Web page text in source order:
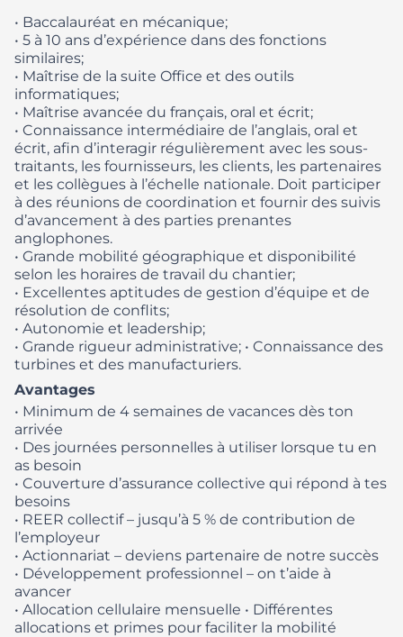
• Baccalauréat en mécanique;
• 5 à 10 ans d’expérience dans des fonctions
similaires;
• Maîtrise de la suite Office et des outils
informatiques;
• Maîtrise avancée du français, oral et écrit;
• Connaissance intermédiaire de l’anglais, oral et
écrit, afin d’interagir régulièrement avec les sous-
traitants, les fournisseurs, les clients, les partenaires
et les collègues à l’échelle nationale. Doit participer
à des réunions de coordination et fournir des suivis
d’avancement à des parties prenantes
anglophones.
• Grande mobilité géographique et disponibilité
selon les horaires de travail du chantier;
• Excellentes aptitudes de gestion d’équipe et de
résolution de conflits;
• Autonomie et leadership;
• Grande rigueur administrative; • Connaissance des
turbines et des manufacturiers.
Avantages
• Minimum de 4 semaines de vacances dès ton
arrivée
• Des journées personnelles à utiliser lorsque tu en
as besoin
• Couverture d’assurance collective qui répond à tes
besoins
• REER collectif – jusqu’à 5 % de contribution de
l’employeur
• Actionnariat – deviens partenaire de notre succès
• Développement professionnel – on t’aide à
avancer
• Allocation cellulaire mensuelle • Différentes
allocations et primes pour faciliter la mobilité